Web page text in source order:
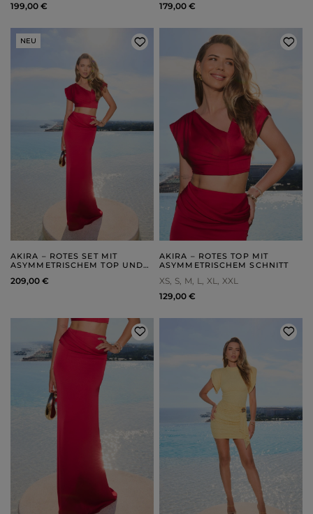
199,00 €
179,00 €
NEU
AKIRA – ROTES SET MIT
ASYMMETRISCHEM TOP UND
209,00 €
AKIRA – ROTES TOP MIT
ASYMMETRISCHEM SCHNITT
XS S M L XL
XXL
129,00 €